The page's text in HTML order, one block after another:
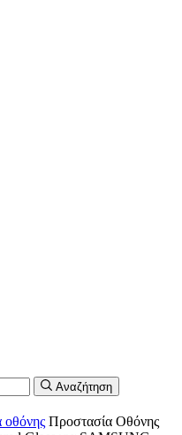
Αναζήτηση
οθόνης Προστασία Οθόνης